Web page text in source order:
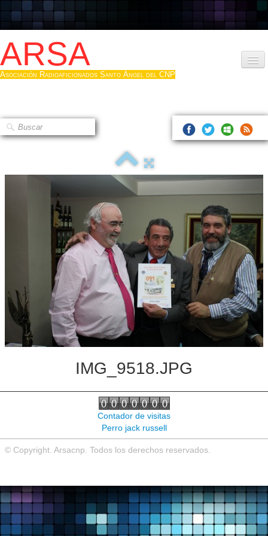
ARSA
Asociación Radioaficionados Santo Ángel del CNP
Que es la ARSA
Hacerse socio
Log diploma en Pdf
Sistemas Digitales
Noticias de interés
Contacto
IMG_9518.JPG
Contador de visitas
Perro jack russell
© Copyright. Arsacnp. Todos los derechos reservados.